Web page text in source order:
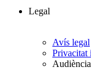
Legal
Avís legal
Privacitat